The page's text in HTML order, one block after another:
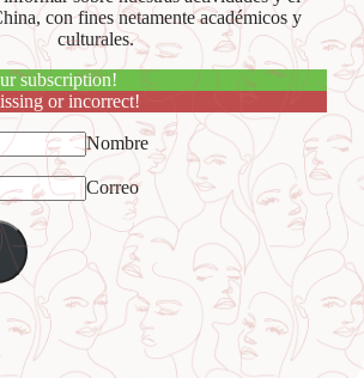
con fines netamente académicos y
culturales.
subscription!
or incorrect!
Nombre
Correo